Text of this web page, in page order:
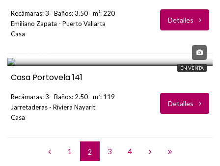
Recámaras: 3 Baños: 3.50
m²: 220
Emiliano Zapata - Puerto Vallarta
Casa
Detalles
EN VENTA
Casa Portovela 141
Recámaras: 3 Baños: 2.50
m²: 119
Jarretaderas - Riviera Nayarit
Casa
Detalles
1 2 3 4